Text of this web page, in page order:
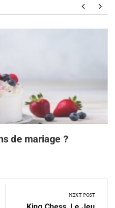
de mariage ?
NEXT POST